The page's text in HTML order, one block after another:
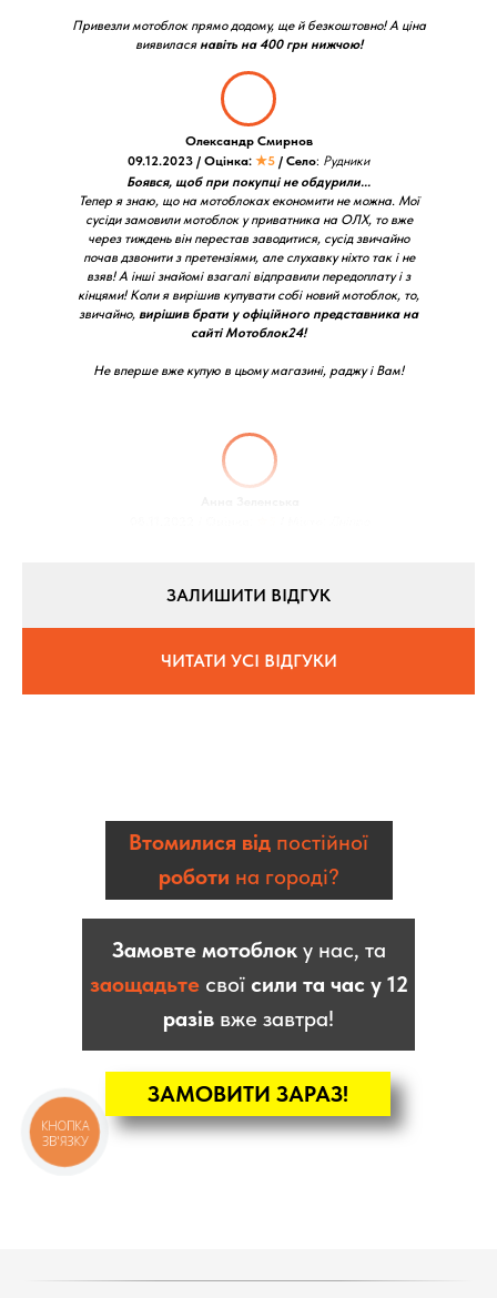
Боявся, щоб при покупці не обдурили...
Тепер я знаю, що на мотоблоках економити не можна. Мої
сусіди замовили мотоблок у приватника на ОЛХ, то вже
через тиждень він перестав заводитися, сусід звичайно
почав дзвонити з претензіями, але слухавку ніхто так і не
взяв! А інші знайомі взагалі відправили передоплату і з
кінцями! Коли я вирішив купувати собі новий мотоблок, то,
звичайно, вирішив брати у офіційного представника на
сайті Мотоблок24!
Не вперше вже купую в цьому магазині, раджу і Вам!
Олександр Смирнов
09.12.2023 / Оцінка: ★5 / Село: Рудники
Привезли мотоблок прямо додому, ще й безкоштовно! А ціна
виявиласянавіть на 400 грн нижчою!
ЗАЛИШИТИ ВІДГУК
ЧИТАТИ УСІ ВІДГУКИ
ЗАМОВИТИ ЗАРАЗ!
Замовте мотоблок у нас, та
заощадьтесвої сили та час у 12
разів вже завтра!
Втомилися від постійної
роботи на городі?
КАТАЛОГ
КНОПКА
ЗВ'ЯЗКУ